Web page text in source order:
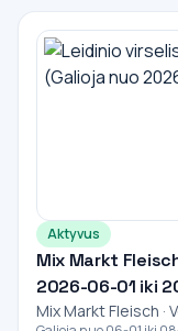
Aktyvus
Mix Markt
2026-06-01 iki
Mix Markt Fleisch ·